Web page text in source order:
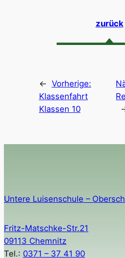
zurück
← Vorherige:
Klassenfahrt
Klassen 10
Untere Luisenschule –
Fritz-Matschke-Str.21
09113 Chemnitz
Tel.: 0371 – 37 41 90